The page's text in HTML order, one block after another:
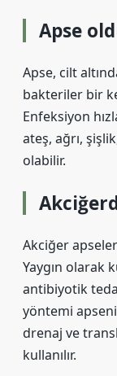
Apse
Apse, cilt
bakteriler bir
Enfeksiyon
ateş, ağrı,
olabilir.
Akciğer
Yaygın olarak
antibiyotik
yöntemi
drenaj ve
kullanılır.